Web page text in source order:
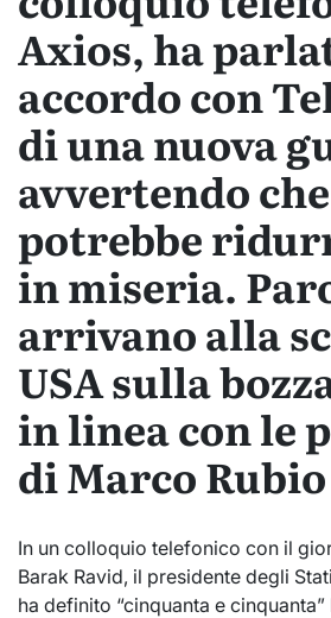
Axios, ha
accordo con
di una nuova
avvertendo che
potrebbe
in miseria.
arrivano alla
USA sulla
in linea con le
di Marco Rubio
In un colloquio telefonico con il
Barak Ravid, il presidente degli
ha definito “cinquanta e